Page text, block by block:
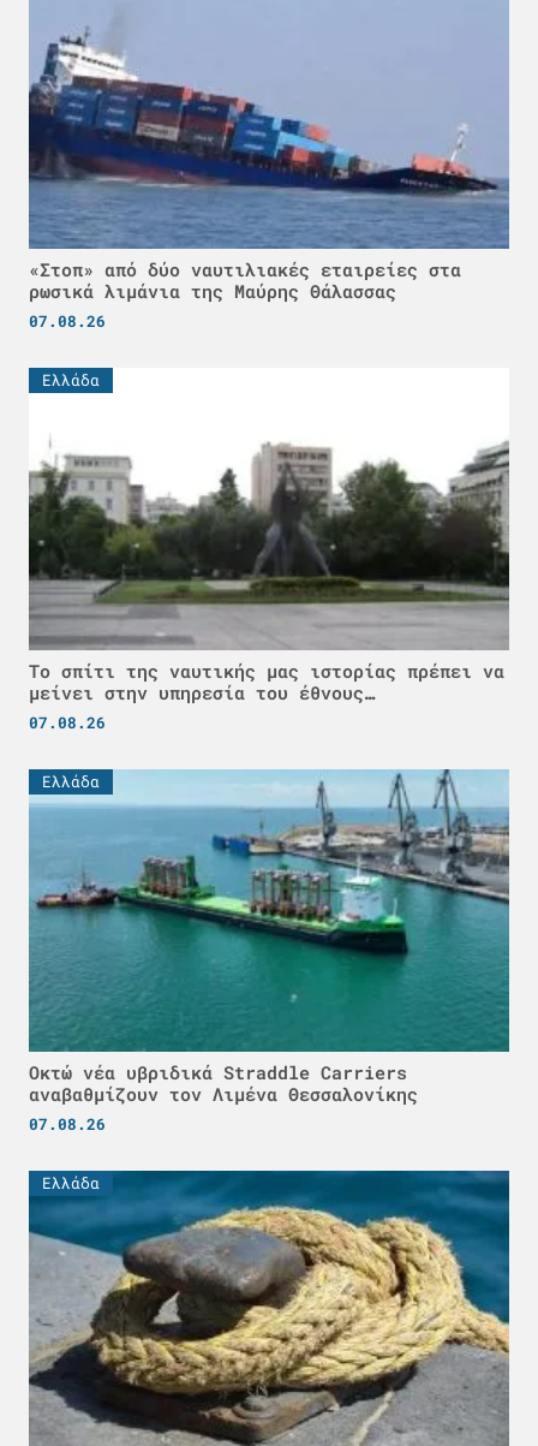
«Στοπ» από δύο ναυτιλιακές εταιρείες στα
ρωσικά λιμάνια της Μαύρης Θάλασσας
07.08.26
Ελλάδα
Το σπίτι της ναυτικής μας ιστορίας πρέπει να
μείνει στην υπηρεσία του έθνους…
07.08.26
Ελλάδα
Οκτώ νέα υβριδικά Straddle Carriers
αναβαθμίζουν τον Λιμένα Θεσσαλονίκης
07.08.26
Ελλάδα